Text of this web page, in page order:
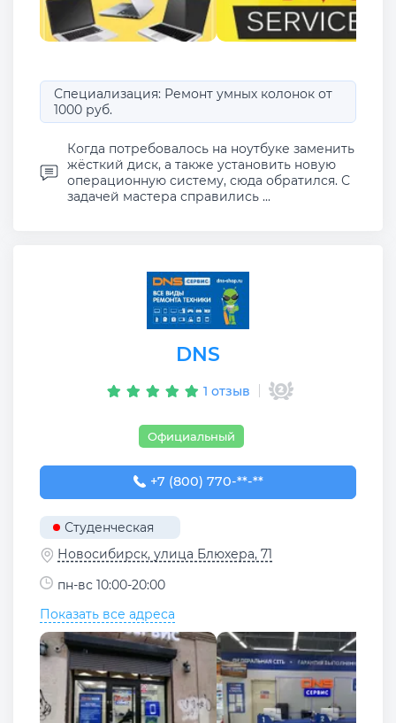
Специализация: Ремонт умных колонок от
1000 руб.
Когда потребовалось на ноутбуке заменить
жёсткий диск, а также установить новую
операционную систему, сюда обратился. С
задачей мастера справились ...
DNS
1 отзыв
Официальный
+7 (800) 770-78-88
+7 (800) 770-**-**
Студенческая
Новосибирск, улица Блюхера, 71
пн-вс 10:00-20:00
Показать все адреса